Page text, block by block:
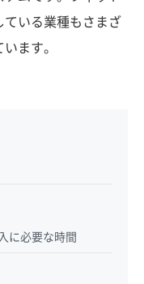
ている業種もさまざ
ます。
に必要な時間